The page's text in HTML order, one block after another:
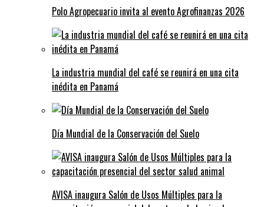
Polo Agropecuario invita al evento Agrofinanzas 2026
La industria mundial del café se reunirá en una cita
inédita en Panamá
Día Mundial de la Conservación del Suelo
AVISA inaugura Salón de Usos Múltiples para la